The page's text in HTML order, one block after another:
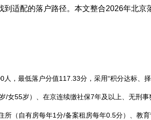
适配的落户路径。本文整合2026年北京
，最低落户分值117.33分，采用“积分达标、择
女55岁）、在京连续缴社保7年及以上、无刑事
所（自有房每年1分/备案租房每年0.5分）、教